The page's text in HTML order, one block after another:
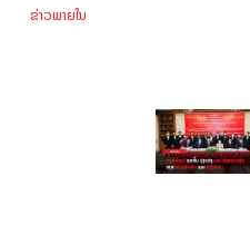
ຂ່າວພາຍໃນ